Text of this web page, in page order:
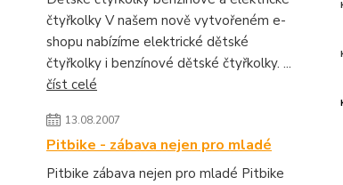
čtyřkolky V našem nově vytvořeném e-
shopu nabízíme elektrické dětské
čtyřkolky i benzínové dětské čtyřkolky. ...
číst celé
13.08.2007
Pitbike - zábava nejen pro mladé
Pitbike zábava nejen pro mladé Pitbike